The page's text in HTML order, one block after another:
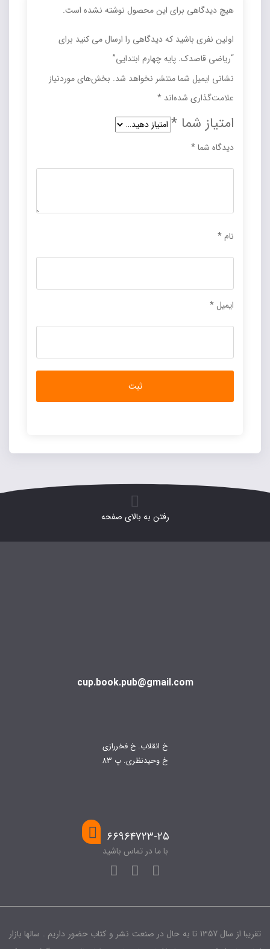
هیچ دیدگاهی برای این محصول نوشته نشده است.
اولین نفری باشید که دیدگاهی را ارسال می کنید برای
“رياضي قاصدک. پایه چهارم ابتدایی”
نشانی ایمیل شما منتشر نخواهد شد. بخش‌های موردنیاز
علامت‌گذاری شده‌اند *
امتیاز شما *
دیدگاه شما*
نام*
ایمیل*
رفتن به بالای صفحه
cup.book.pub@gmail.com
خ انقلاب. خ فخررازی
خ وحیدنظری. پ 83
۶۶۹۶۴۷۲۳-۲۵
با ما در تماس باشید
تقریبا از سال 1357 تا به حال در صنعت نشر و کتاب حضور داریم . سالها بازار